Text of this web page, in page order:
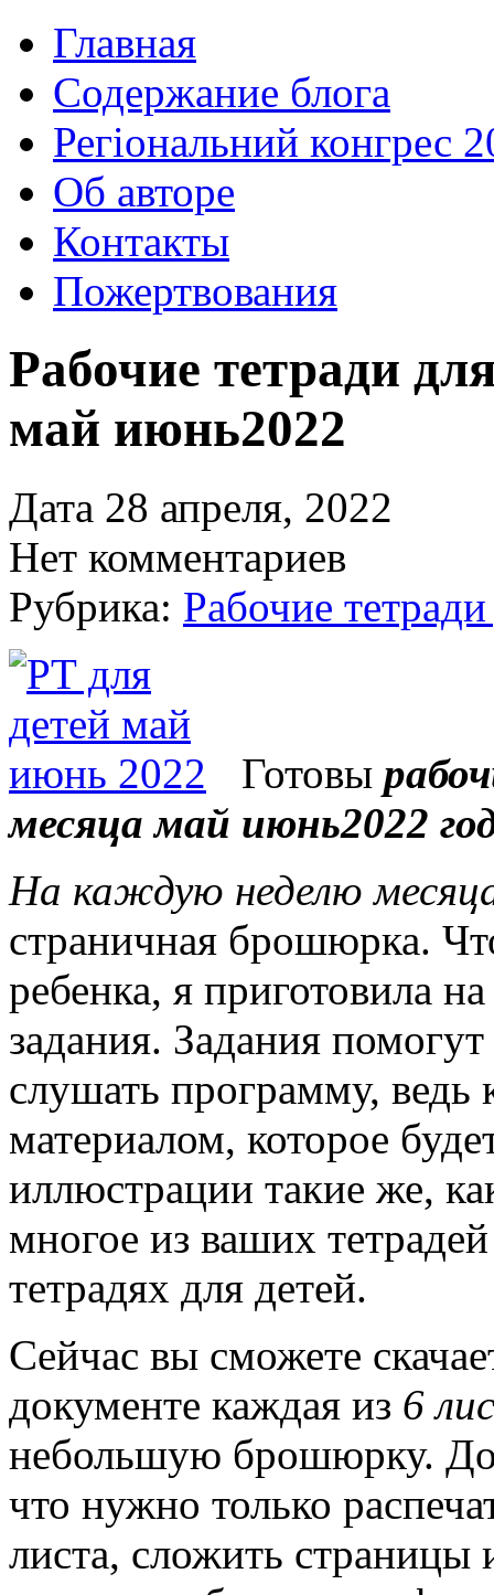
Главная
Содержание блога
Регіональний конгрес
Об авторе
Контакты
Пожертвования
Рабочие тетради
май июнь2022
Дата 28 апреля, 2022
Нет комментариев
Рубрика: Рабочие
Готовы
месяца май июнь2022
На каждую неделю
страничная брошюрка.
ребенка, я приготовила
задания. Задания
слушать программу, ведь
материалом, которое
иллюстрации такие же,
многое из ваших
тетрадях для детей.
Сейчас вы сможете
документе каждая из 6
небольшую брошюрку.
что нужно только
листа, сложить страницы